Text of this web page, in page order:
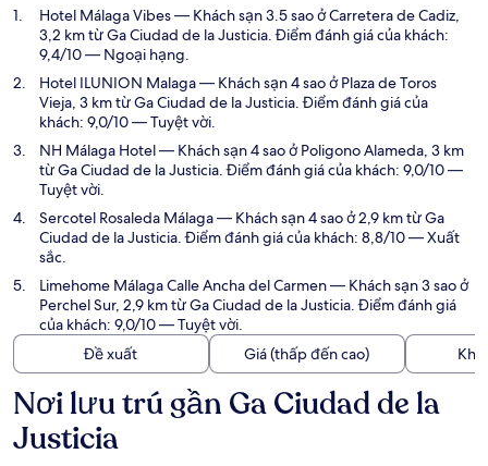
Hotel Málaga Vibes— Khách sạn 3.5 sao ở Carretera de Cadiz,
3,2 km từ Ga Ciudad de la Justicia. Điểm đánh giá của khách:
9,4/10 — Ngoại hạng.
Hotel ILUNION Malaga— Khách sạn 4 sao ở Plaza de Toros
Vieja, 3 km từ Ga Ciudad de la Justicia. Điểm đánh giá của
khách: 9,0/10 — Tuyệt vời.
NH Málaga Hotel— Khách sạn 4 sao ở Poligono Alameda, 3 km
từ Ga Ciudad de la Justicia. Điểm đánh giá của khách: 9,0/10 —
Tuyệt vời.
Sercotel Rosaleda Málaga— Khách sạn 4 sao ở 2,9 km từ Ga
Ciudad de la Justicia. Điểm đánh giá của khách: 8,8/10 — Xuất
sắc.
Limehome Málaga Calle Ancha del Carmen— Khách sạn 3 sao ở
Perchel Sur, 2,9 km từ Ga Ciudad de la Justicia. Điểm đánh giá
của khách: 9,0/10 — Tuyệt vời.
Đề xuất
Giá (thấp đến cao)
Nơi lưu trú gần Ga Ciudad de la
Justicia